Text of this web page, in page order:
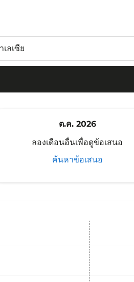
ต.ค. 2026
ลองเดือนอื่นเพื่อดูข้อเสนอ
ค้นหาข้อเสนอ
disclaimer. ค้นหาข้อเสนอ
offers-disclaimer. ค้นหาข้อเสนอ
view-offers-disclaimer. ค้นหาข้อเสนอ
cmp-view-offers-disclaimer. ค้นหาข้อ
cmp-view-offers-disclaimer. ค้น
cmp-view-offers-
FOC–KUL: cmp-view-offers-
FOC–KUL: cmp-view-
FOC–KUL: cmp-view-
FOC–KUL: cmp-
FOC–KUL: